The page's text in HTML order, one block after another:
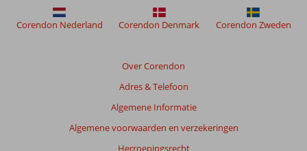
weergegeven
om
garanderen.
Over Corendon
Adres & Telefoon
Algemene Informatie
Algemene voorwaarden en verzekeringen
Herroepingsrecht
Corendon Nederland Corendon Denmark Corendon Zweden